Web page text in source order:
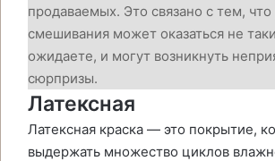
продаваемых. Это связано с тем, что
смешивания может оказаться не
ожидаете, и могут возникнуть
сюрпризы.
Латексная
Латексная краска — это покрытие,
выдержать множество циклов